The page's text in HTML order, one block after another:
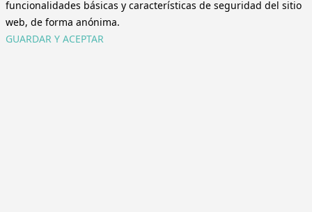
funcionalidades básicas y características de seguridad del sitio
web, de forma anónima.
GUARDAR Y ACEPTAR